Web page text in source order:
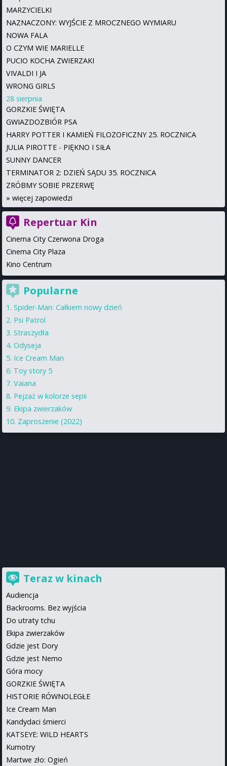
MARZYCIELKI
NAZNACZONY: WYJŚCIE Z MROCZNEGO WYMIARU
NOWA FALA
O CZYM WIE MARIELLE
PUCIO KOCHA ZWIERZAKI
VIVALDI I JA
WRONG GIRLS
28 sierpnia
GORZKIE ŚWIĘTA
GWIAZDOZBIÓR PSA
HARRY POTTER I KAMIEŃ FILOZOFICZNY 25. ROCZNICA
JULIA PIROTTE - PIĘKNO I SIŁA
SUNNY DANCER
TERMINATOR 2: DZIEŃ SĄDU 35. ROCZNICA
ZRÓBMY SOBIE PRZERWĘ
» więcej zapowiedzi
Repertuar Kin
Cinema City Czerwona Droga
Cinema City Plaza
Kino Centrum
Popularne
Spider-Man: Całkiem nowy dzień
Psi Patrol
Straszydła
Odyseja
Ice Cream Man
Toy story 5
Vaiana
Pejzaż w kolorze sepii
Ekipa zwierzaków
Zaproszenie (2022)
Teraz w kinach
Audiencja
Backrooms. Bez wyjścia
Do utraty tchu
Ekipa zwierzaków
Gdzie jest Dory
Gdzie jest Nemo
Góra mocy
GORZKIE ŚWIĘTA
HISTORIE RÓWNOLEGŁE
Ice Cream Man
Kandydaci śmierci
KATSEYE: WILD HEARTS
Kumotry
Martwe zło: Ogień